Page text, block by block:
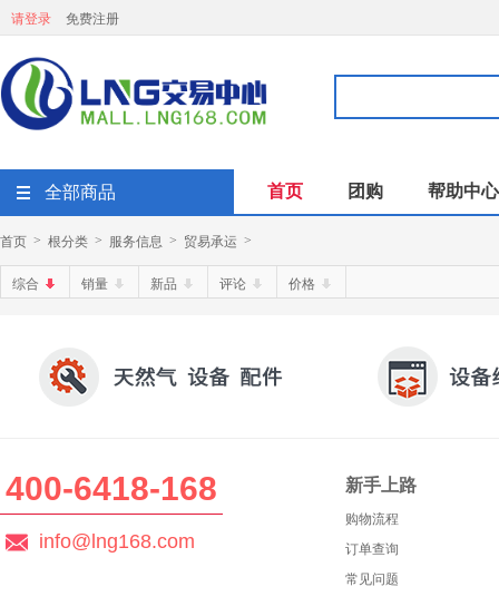
请登录 免费注册
全部商品 首页 团购 帮助中心
首页 > 根分类 > 服务信息 > 贸易承运 >
综合 销量 新品 评论 价格
400-6418-168
info@lng168.com
新手上路
购物流程
订单查询
常见问题